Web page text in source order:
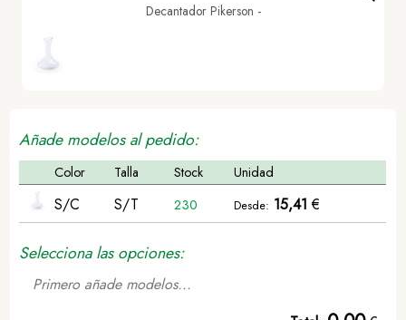
Decantador Pikerson -
Añade modelos al pedido:
Color Talla Stock Unidad
S/C S/T 230 Desde: 15,41 €
Selecciona las opciones:
Primero añade modelos...